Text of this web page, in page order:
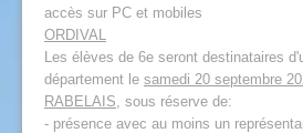
accès sur PC et mobiles
ORDIVAL
Les élèves de 6e seront destinataires
département le samedi 20 septembre
RABELAIS, sous réserve de:
- présence avec au moins un